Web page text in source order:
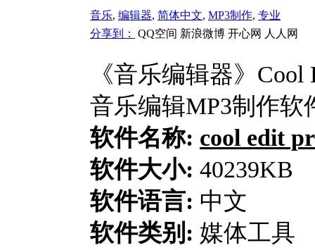
音乐, 编辑器, 简体中文, MP3制作, 专业
分享到：
QQ空间 新浪微博 开心网 人人网
《音乐编辑器》
音乐编辑MP3制作软
软件名称: cool edit
软件大小: 40239KB
软件语言: 中文
软件类别: 媒体工具